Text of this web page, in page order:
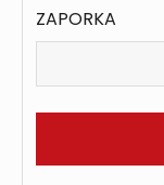
ZAPORKA